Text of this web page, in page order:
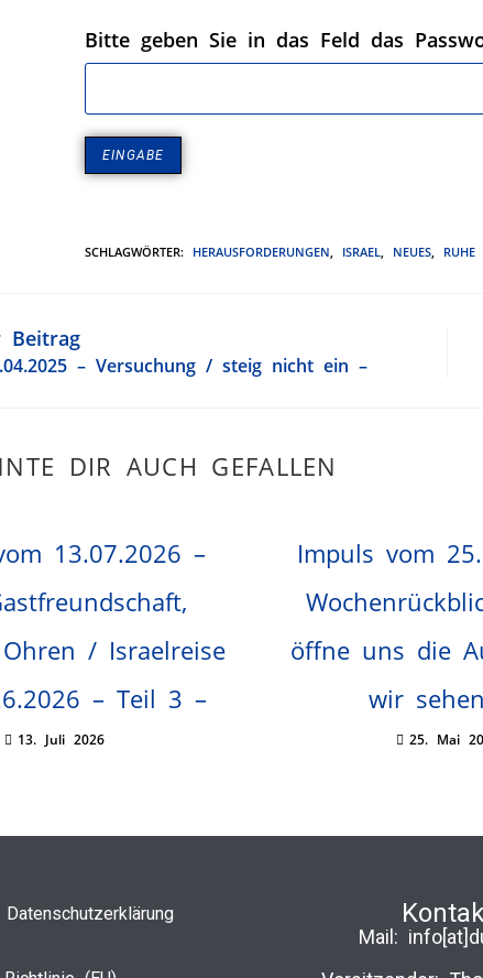
Bitte geben Sie in das Feld das
SCHLAGWÖRTER: HERAUSFORDERUNGEN ISRAEL NEUES RUHE
Beitrag
– Versuchung / steig nicht ein –
DIR AUCH GEFALLEN
13.07.2026 –
/ Israelreise
– Teil 3 –
13. Juli 2026
Impuls vom
öffne uns die
wir
25. Mai
Datenschutzerklärung
Mail: